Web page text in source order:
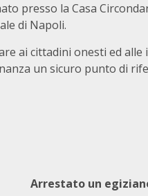
presso la Casa
di Napoli.
ai cittadini onesti ed alle
un sicuro punto di
Arrestato un